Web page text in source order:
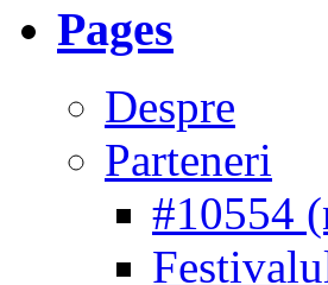
Pages
Despre
Parteneri
#10554